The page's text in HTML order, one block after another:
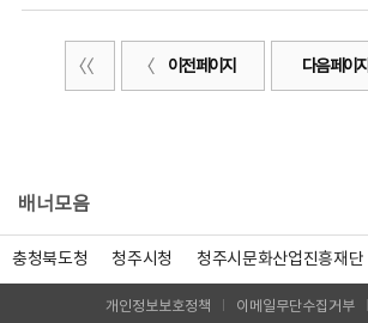
이전 페이지 다음 페이지
배너모음
충청북도청 청주시청 청주시문화산업진흥재단
개인정보보호정책 이메일무단수집거부